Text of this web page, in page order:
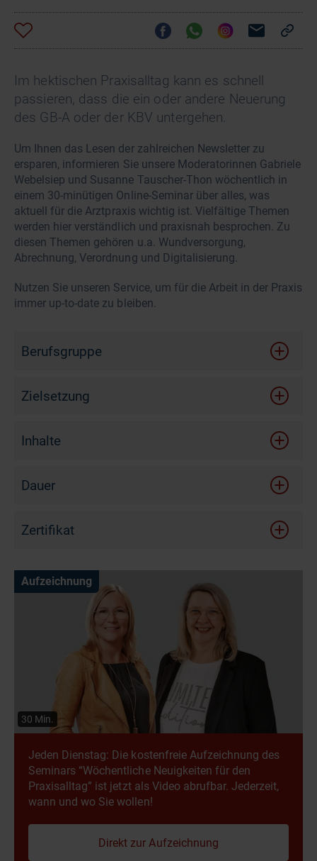
Im hektischen Praxisalltag kann es schnell
passieren, dass die ein oder andere Neuerung
des GB-A oder der KBV untergehen.
Um Ihnen das Lesen der zahlreichen Newsletter zu
ersparen, informieren Sie unsere Moderatorinnen Gabriele
Webelsiep und Susanne Tauscher-Thon wöchentlich in
einem 30-minütigen Online-Seminar über alles, was
aktuell für die Arztpraxis wichtig ist. Vielfältige Themen
werden hier verständlich und praxisnah besprochen. Zu
diesen Themen gehören u.a. Wundversorgung,
Abrechnung, Verordnung und Digitalisierung.
Nutzen Sie unseren Service, um für die Arbeit in der Praxis
immer up-to-date zu bleiben.
Berufsgruppe
Zielsetzung
haben Sie mehr Zeit für die Umsetzung der
Inhalte
Wöchentlich wechselnde Inhalte
Dauer
Zertifikat
vollständige Teilnahme an dem Online-Seminar
voraus. Das Zertifikat kann nur für den registrierten
Teilnehmer ausgestellt werden.
30 Min.
Jeden Dienstag: Die kostenfreie Aufzeichnung des
Seminars “Wöchentliche Neuigkeiten für den
Praxisalltag” ist jetzt als Video abrufbar. Jederzeit,
wann und wo Sie wollen!
Direkt zur Aufzeichnung
Aufzeichnung